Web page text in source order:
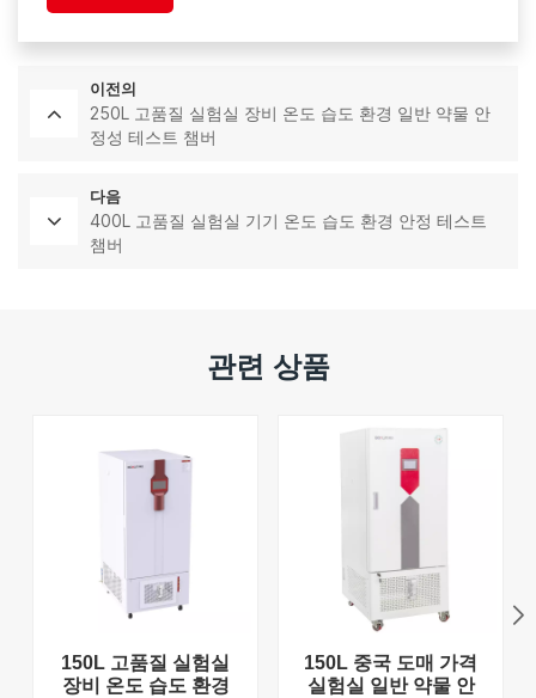
이전의
250L 고품질 실험실 장비 온도 습도 환경 일반 약물 안
정성 테스트 챔버
다음
400L 고품질 실험실 기기 온도 습도 환경 안정 테스트
챔버
관련 상품
150L 고품질 실험실
장비 온도 습도 환경
150L 중국 도매 가격
실험실 일반 약물 안